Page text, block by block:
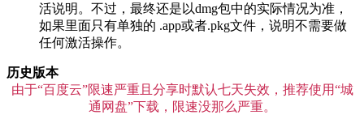
活说明。不过，最终还是以dmg包中的实际情况为准，
如果里面只有单独的 .app或者.pkg文件，说明不需要做
任何激活操作。
历史版本
由于“百度云”限速严重且分享时默认七天失效，推荐使用“城
通网盘”下载，限速没那么严重。